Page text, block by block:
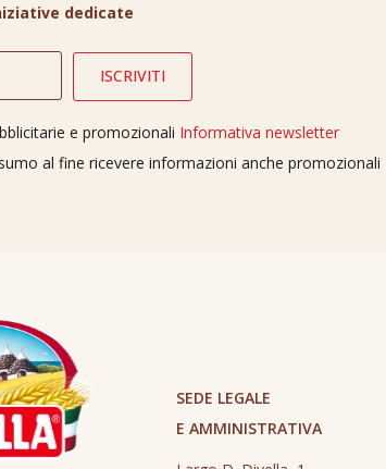
dedicate
e promozionali Informativa newsletter
al fine ricevere informazioni anche promozionali
SEDE LEGALE
E AMMINISTRATIVA